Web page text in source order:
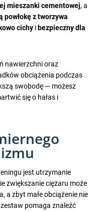
mieszanki cementowej, a
powłokę z tworzywa
cichy i bezpieczny dla
nawierzchni oraz
obciążenia podczas
swobodę — możesz
się o hałas i
jest utrzymanie
zwiększanie ciężaru może
a zbyt małe obciążenie nie
pomaga znaleźć